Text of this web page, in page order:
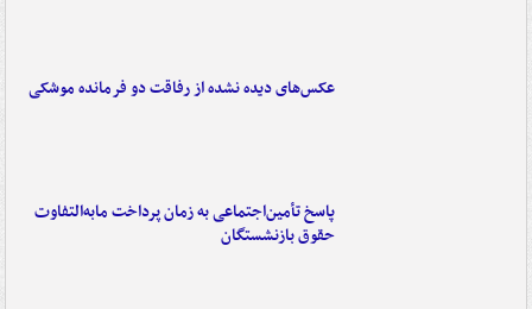
عکس‌های دیده نشده از رفاقت دو فرمانده‌ موشکی
پاسخ تأمین‌اجتماعی به زمان پرداخت مابه‌التفاوت
حقوق بازنشستگان